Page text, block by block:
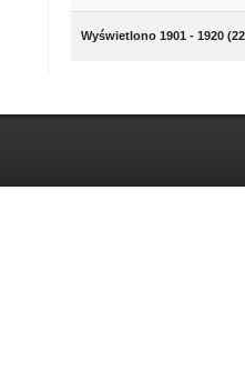
Wyświetlono 1901 - 1920